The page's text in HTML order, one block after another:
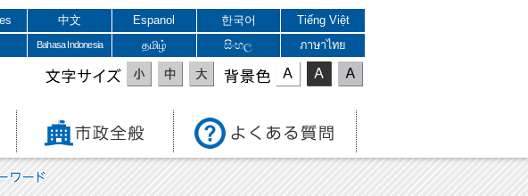
中文 Espanol 한국어
Tiếng Việt
Bahasa Indonesia தமிழ் සිංහල ภาษาไทย
文字サイズ 表示色
ワード